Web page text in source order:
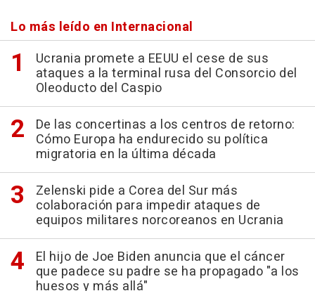
Lo más leído en Internacional
Ucrania promete a EEUU el cese de sus
ataques a la terminal rusa del Consorcio del
Oleoducto del Caspio
De las concertinas a los centros de retorno:
Cómo Europa ha endurecido su política
migratoria en la última década
Zelenski pide a Corea del Sur más
colaboración para impedir ataques de
equipos militares norcoreanos en Ucrania
El hijo de Joe Biden anuncia que el cáncer
que padece su padre se ha propagado "a los
huesos y más allá"